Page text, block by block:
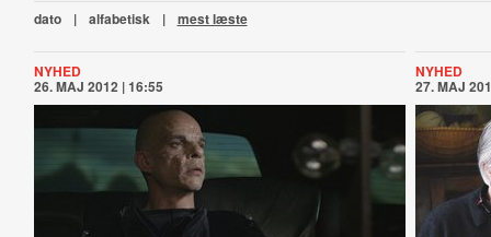
dato | alfabetisk | mest læste
NYHED
26. MAJ 2012 | 16:55
NYHED
27. MAJ